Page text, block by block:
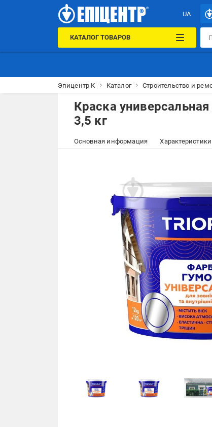
UA
КАТАЛОГ ТОВАРОВ
Эпицентр К Каталог Строительство и
Краска
3,5 кг
Основная информация Характеристики